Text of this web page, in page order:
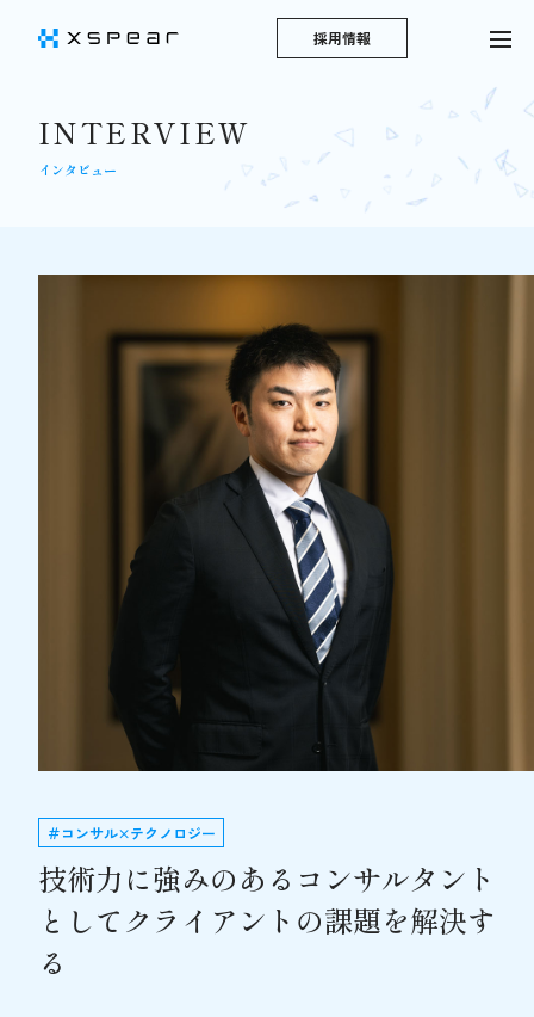
採用情報
INTERVIEW
インタビュー
＃コンサル×テクノロジー
技術力に強みのあるコンサルタント
としてクライアントの課題を解決す
る